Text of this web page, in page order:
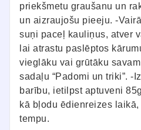
priekšmetu graušanu un
un aizraujošu pieeju. -
suņi paceļ kauliņus, atver
lai atrastu paslēptos
vieglāku vai grūtāku
sadaļu “Padomi un triki”. -
barību, ietilpst aptuveni
kā bļodu ēdienreizes
tempu.